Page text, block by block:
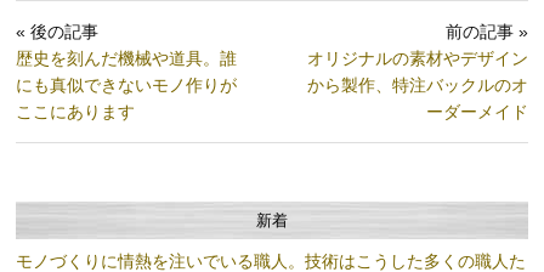
« 後の記事
歴史を刻んだ機械や道具。誰
にも真似できないモノ作りが
ここにあります
前の記事 »
オリジナルの素材やデザイン
から製作、特注バックルのオ
ーダーメイド
新着
モノづくりに情熱を注いでいる職人。技術はこうした多くの職人た